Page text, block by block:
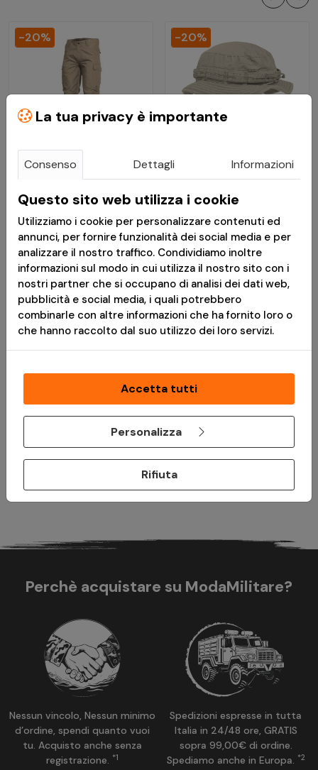
-20%
€ 41,89
Pantaloni Militari BDU
2.0 Ripstop Khaki -
Pentagon
Disponibile
-20%
€ 26,00
Boonie Hat Babylon
Khaki - Pentagon
Disponibile
30,00 a € 2.000,00. L'idoneità a Paga in 3 rate è soggetta ad
approvazione da parte di PayPal (Europe) S.à r.l. et Cie, S.C.A.,
che è il creditore. TAEG 0%. Prima di fare domanda, consulta il
Foglio Informativoe iTermini e Condizionidisponibili durante il
processo di acquisto. Un finanziamento è un impegno
vincolante e deve essere rimborsato. Assicurati di essere in
grado di ripagare prima di prendere un impegno.
Perchè acquistare su ModaMilitare?
Nessun vincolo, Nessun minimo
d’ordine, spendi quanto vuoi
tu. Acquisto anche senza
registrazione. *1
Spedizioni espresse in tutta
Italia in 24/48 ore, GRATIS
sopra 99,00€ di ordine.
Spediamo anche in Europa. *2
La tua privacy è importante
Consenso Dettagli Informazioni
Questo sito web utilizza i cookie
Utilizziamo i cookie per personalizzare contenuti ed
annunci, per fornire funzionalità dei social media e per
analizzare il nostro traffico. Condividiamo inoltre
informazioni sul modo in cui utilizza il nostro sito con i
nostri partner che si occupano di analisi dei dati web,
pubblicità e social media, i quali potrebbero
combinarle con altre informazioni che ha fornito loro o
che hanno raccolto dal suo utilizzo dei loro servizi.
Accetta tutti
Personalizza
Rifiuta